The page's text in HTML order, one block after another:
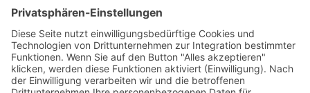
Zustand zu achten. Vor allem bei den Handys, die in der
Ersten Hilfe Tasche für Ausflüge aufbewahrt werden.
Zurück